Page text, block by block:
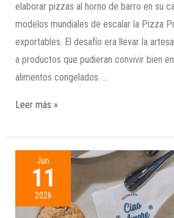
elaborar pizzas al horno de barro en su
modelos mundiales de escalar la Pizza
exportables. El desafío era llevar la
a productos que pudieran convivir bien
alimentos congelados. …
Leer más »
Jun
11
2026